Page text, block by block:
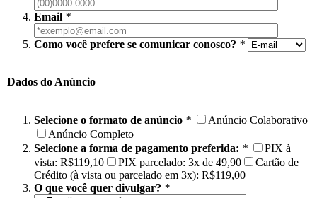
Email *
Como você prefere se comunicar conosco? *
Dados do Anúncio
Selecione o formato de anúncio *
Anúncio Colaborativo
Anúncio Completo
Selecione a forma de pagamento preferida: *
PIX à
vista: R$119,10
PIX parcelado: 3x de 49,90
Cartão de
Crédito (à vista ou parcelado em 3x): R$119,00
O que você quer divulgar? *